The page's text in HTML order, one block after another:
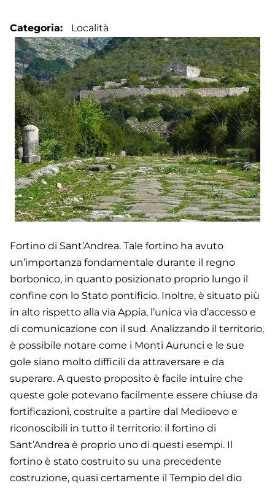
Categoria Località
Fortino di Sant’Andrea. Tale fortino ha avuto
un’importanza fondamentale durante il regno
borbonico, in quanto posizionato proprio lungo il
confine con lo Stato pontificio. Inoltre, è situato più
in alto rispetto alla via Appia, l’unica via d’accesso e
di comunicazione con il sud. Analizzando il territorio,
è possibile notare come i Monti Aurunci e le sue
gole siano molto difficili da attraversare e da
superare. A questo proposito è facile intuire che
queste gole potevano facilmente essere chiuse da
fortificazioni, costruite a partire dal Medioevo e
riconoscibili in tutto il territorio: il fortino di
Sant’Andrea è proprio uno di questi esempi. Il
fortino è stato costruito su una precedente
costruzione, quasi certamente il Tempio del dio